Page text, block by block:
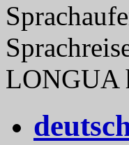
LONGUA